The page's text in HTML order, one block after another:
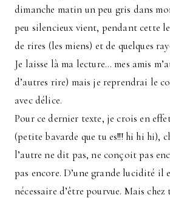
dimanche matin un peu gris dans
peu silencieux vient, pendant cette
de rires (les miens) et de quelques
Je laisse là ma lecture… mes amis
d’autres rire) mais je reprendrai le
avec délice.
Pour ce dernier texte, je crois en
(petite bavarde que tu es!!! hi hi hi),
l’autre ne dit pas, ne conçoit pas
pas encore. D’une grande lucidité il
nécessaire d’être pourvue. Mais